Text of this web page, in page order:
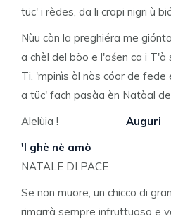
tüc' i rèdes, da li crapi nigri ù
Nùu còn la preghiéra me
a chèl del böo e l'aśen ca i T'à
Ti, 'mpinìs òl nòs cóor de fede
a tüc' fach pasàa èn Natàal
Alelùia ! Auguri
'l ghè nè amò
NATALE DI PACE
Se non muore, un chicco di
rimarrà sempre infruttuoso e